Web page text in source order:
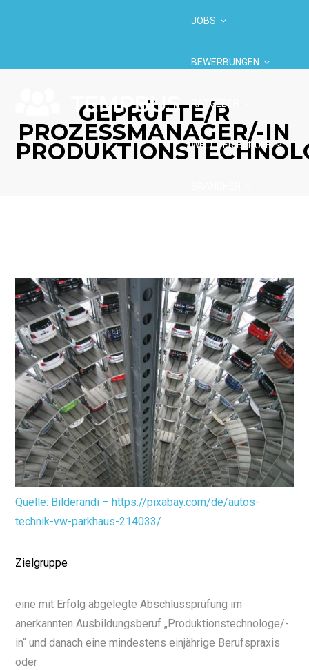
JOBS
BEWERBUNGEN
RATGEBER
WELT DER BERUFE
GEPRÜFTE/R
PROZESSMANAGER/-IN
Quelle: Bilderandi – https://pixabay.com/de/autos-
technik-vw-parkhaus-214033/
Zielgruppe
eine mit Erfolg abgelegte Abschlussprüfung im
anerkannten Ausbildungsberuf „Produktionstechnologe/-
in“ und danach eine mindestens einjährige Berufspraxis
oder